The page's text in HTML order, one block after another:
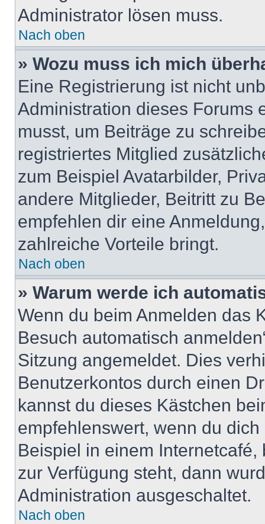
Administrator lösen muss.
Nach oben
» Wozu muss ich mich
Eine Registrierung ist nicht
Administration dieses Forums
musst, um Beiträge zu
registriertes Mitglied
zum Beispiel Avatarbilder,
andere Mitglieder, Beitritt zu
empfehlen dir eine
zahlreiche Vorteile bringt.
Nach oben
» Warum werde ich
Wenn du beim Anmelden das
Besuch automatisch
Sitzung angemeldet. Dies
Benutzerkontos durch einen
kannst du dieses Kästchen
empfehlenswert, wenn du
Beispiel in einem
zur Verfügung steht, dann
Administration ausgeschaltet.
Nach oben